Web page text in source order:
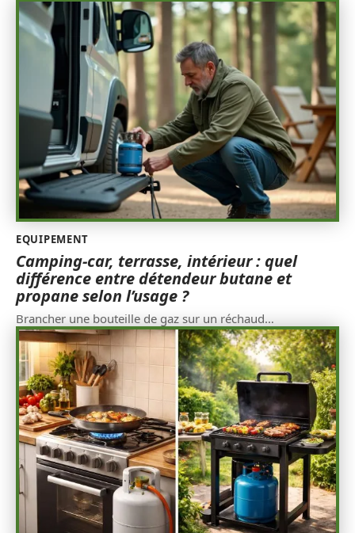
EQUIPEMENT
Camping-car, terrasse, intérieur : quel
différence entre détendeur butane et
propane selon l’usage ?
Brancher une bouteille de gaz sur un réchaud…